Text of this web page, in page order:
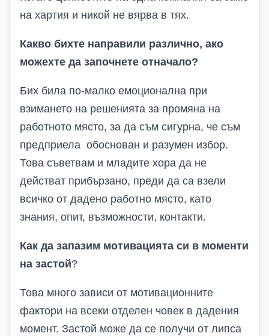
на хартия и никой не вярва в тях.
Какво бихте направили различно, ако
можехте да започнете отначало?
Бих била по-малко емоционална при
взимането на решенията за промяна на
работното място, за да съм сигурна, че съм
предприела обоснован и разумен избор.
Това съветвам и младите хора да не
действат прибързано, преди да са взели
всичко от дадено работно място, като
знания, опит, възможности, контакти.
Как да запазим мотивацията си в моменти
на застой?
Това много зависи от мотивационните
фактори на всеки отделен човек в дадения
момент. Застой може да се получи от липса